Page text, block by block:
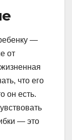
—
от
что его
он есть.
— это